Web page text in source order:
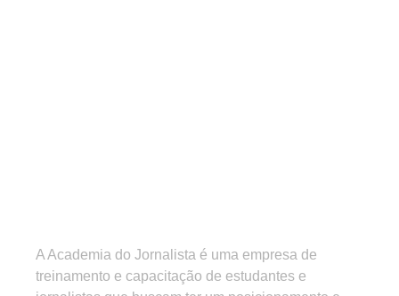
A Academia do Jornalista é uma empresa de
treinamento e capacitação de estudantes e